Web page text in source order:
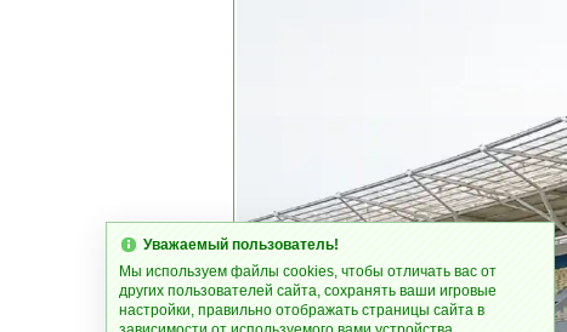
Уважаемый пользователь!
Мы используем файлы cookies, чтобы отличать вас от
других пользователей сайта, сохранять ваши игровые
настройки, правильно отображать страницы сайта в